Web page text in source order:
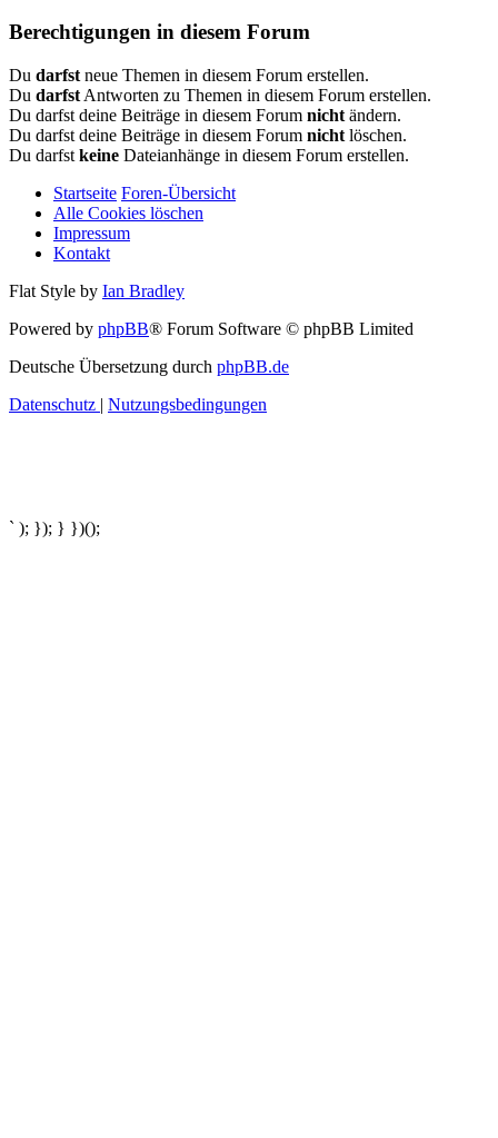
Berechtigungen in diesem Forum
Du darfst neue Themen in diesem Forum erstellen.
Du darfst Antworten zu Themen in diesem Forum erstellen.
Du darfst deine Beiträge in diesem Forum nicht ändern.
Du darfst deine Beiträge in diesem Forum nicht löschen.
Du darfst keine Dateianhänge in diesem Forum erstellen.
Startseite Foren-Übersicht
Alle Cookies löschen
Impressum
Kontakt
Flat Style by Ian Bradley
Powered by phpBB® Forum Software © phpBB Limited
Deutsche Übersetzung durch phpBB.de
Datenschutz | Nutzungsbedingungen
` ); }); } })();